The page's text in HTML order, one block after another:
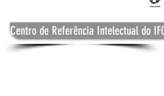
Centro de Referência Intelectual do